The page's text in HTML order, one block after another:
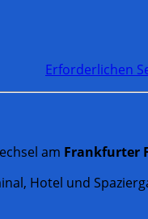
Erforderlichen
am Frankfurter
Hotel und